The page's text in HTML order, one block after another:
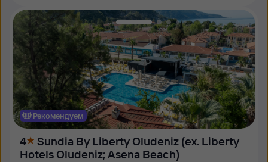
Рекомендуем
4
Sundia By Liberty Oludeniz (ex. Liberty
Hotels Oludeniz; Asena Beach)